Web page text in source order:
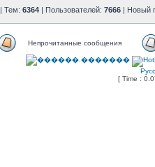
| Тем: 6364 | Пользователей: 7666 | Новый
Непрочитанные сообщения
[ Time :